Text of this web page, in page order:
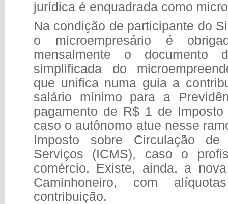
jurídica é enquadrada como
Na condição de participante do
o microempresário é
mensalmente o documento
simplificada do
que unifica numa guia a
salário mínimo para a
pagamento de R$ 1 de
caso o autônomo atue nesse
Imposto sobre Circulação de
Serviços (ICMS), caso o
comércio. Existe, ainda, a
Caminhoneiro, com
contribuição.